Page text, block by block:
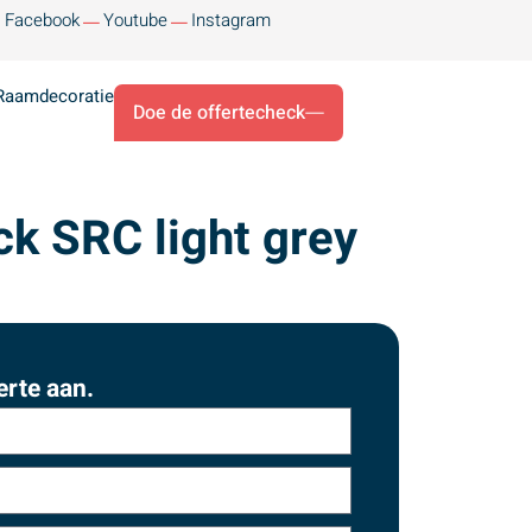
Facebook Youtube Instagram
Doe de offertecheck
SRC light grey
aan.